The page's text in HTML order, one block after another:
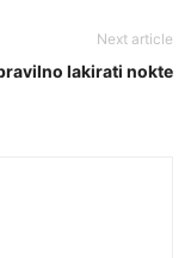
Next article
lakirati nokte